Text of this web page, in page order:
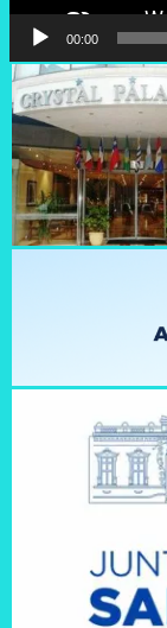
00:00